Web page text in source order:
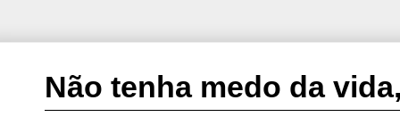
Não tenha medo da